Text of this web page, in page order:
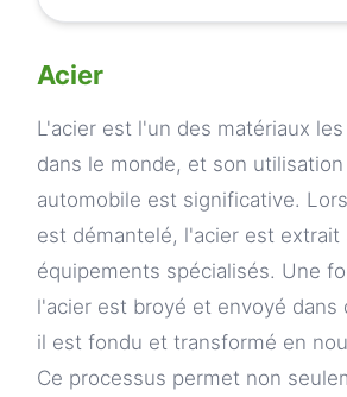
Acier
L'acier est l'un des matériaux
dans le monde, et son
automobile est significative.
est démantelé, l'acier est extrait
équipements spécialisés. Une
l'acier est broyé et envoyé dans
il est fondu et transformé en
Ce processus permet non